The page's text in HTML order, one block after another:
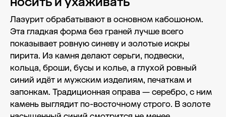
Лазурит обрабатывают в основном кабошоном.
Эта гладкая форма без граней лучше всего
показывает ровную синеву и золотые искры
пирита. Из камня делают серьги, подвески,
кольца, броши, бусы и колье, а глухой ровный
синий идёт и мужским изделиям, печаткам и
запонкам. Традиционная оправа — серебро, с ним
камень выглядит по-восточному строго. В золоте